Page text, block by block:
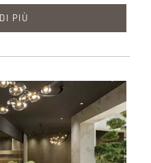
PIÙ